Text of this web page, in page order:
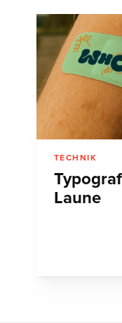
TECHNIK
Laune